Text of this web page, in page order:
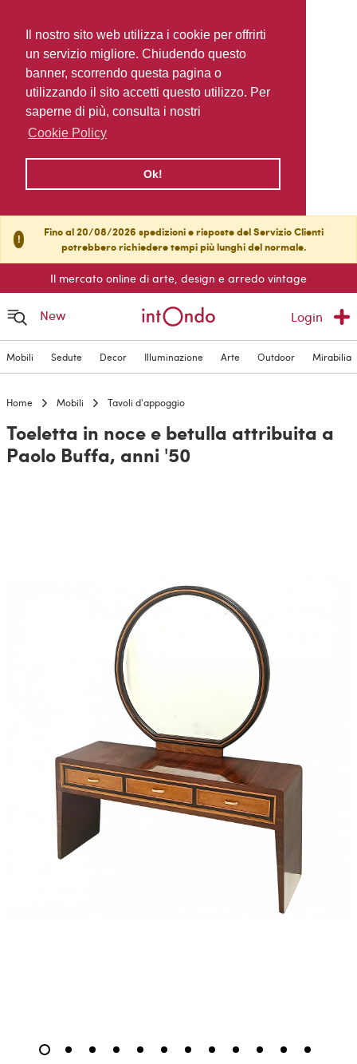
Il nostro sito web utilizza i cookie per offrirti
un servizio migliore. Chiudendo questo
banner, scorrendo questa pagina o
utilizzando il sito accetti questo utilizzo. Per
saperne di più, consulta i nostri
Cookie Policy
Ok!
!
Fino al 20/08/2026 spedizioni e risposte del Servizio Clienti
potrebbero richiedere tempi più lunghi del normale.
Il mercato online di arte, design e arredo vintage
New Login
Mobili Sedute Decor Illuminazione Arte Outdoor Mirabilia
Home Mobili Tavoli d'appoggio
Toeletta in noce e betulla attribuita a
Paolo Buffa, anni '50